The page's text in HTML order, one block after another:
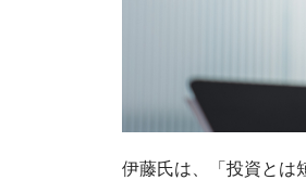
伊藤氏は、「投資とは